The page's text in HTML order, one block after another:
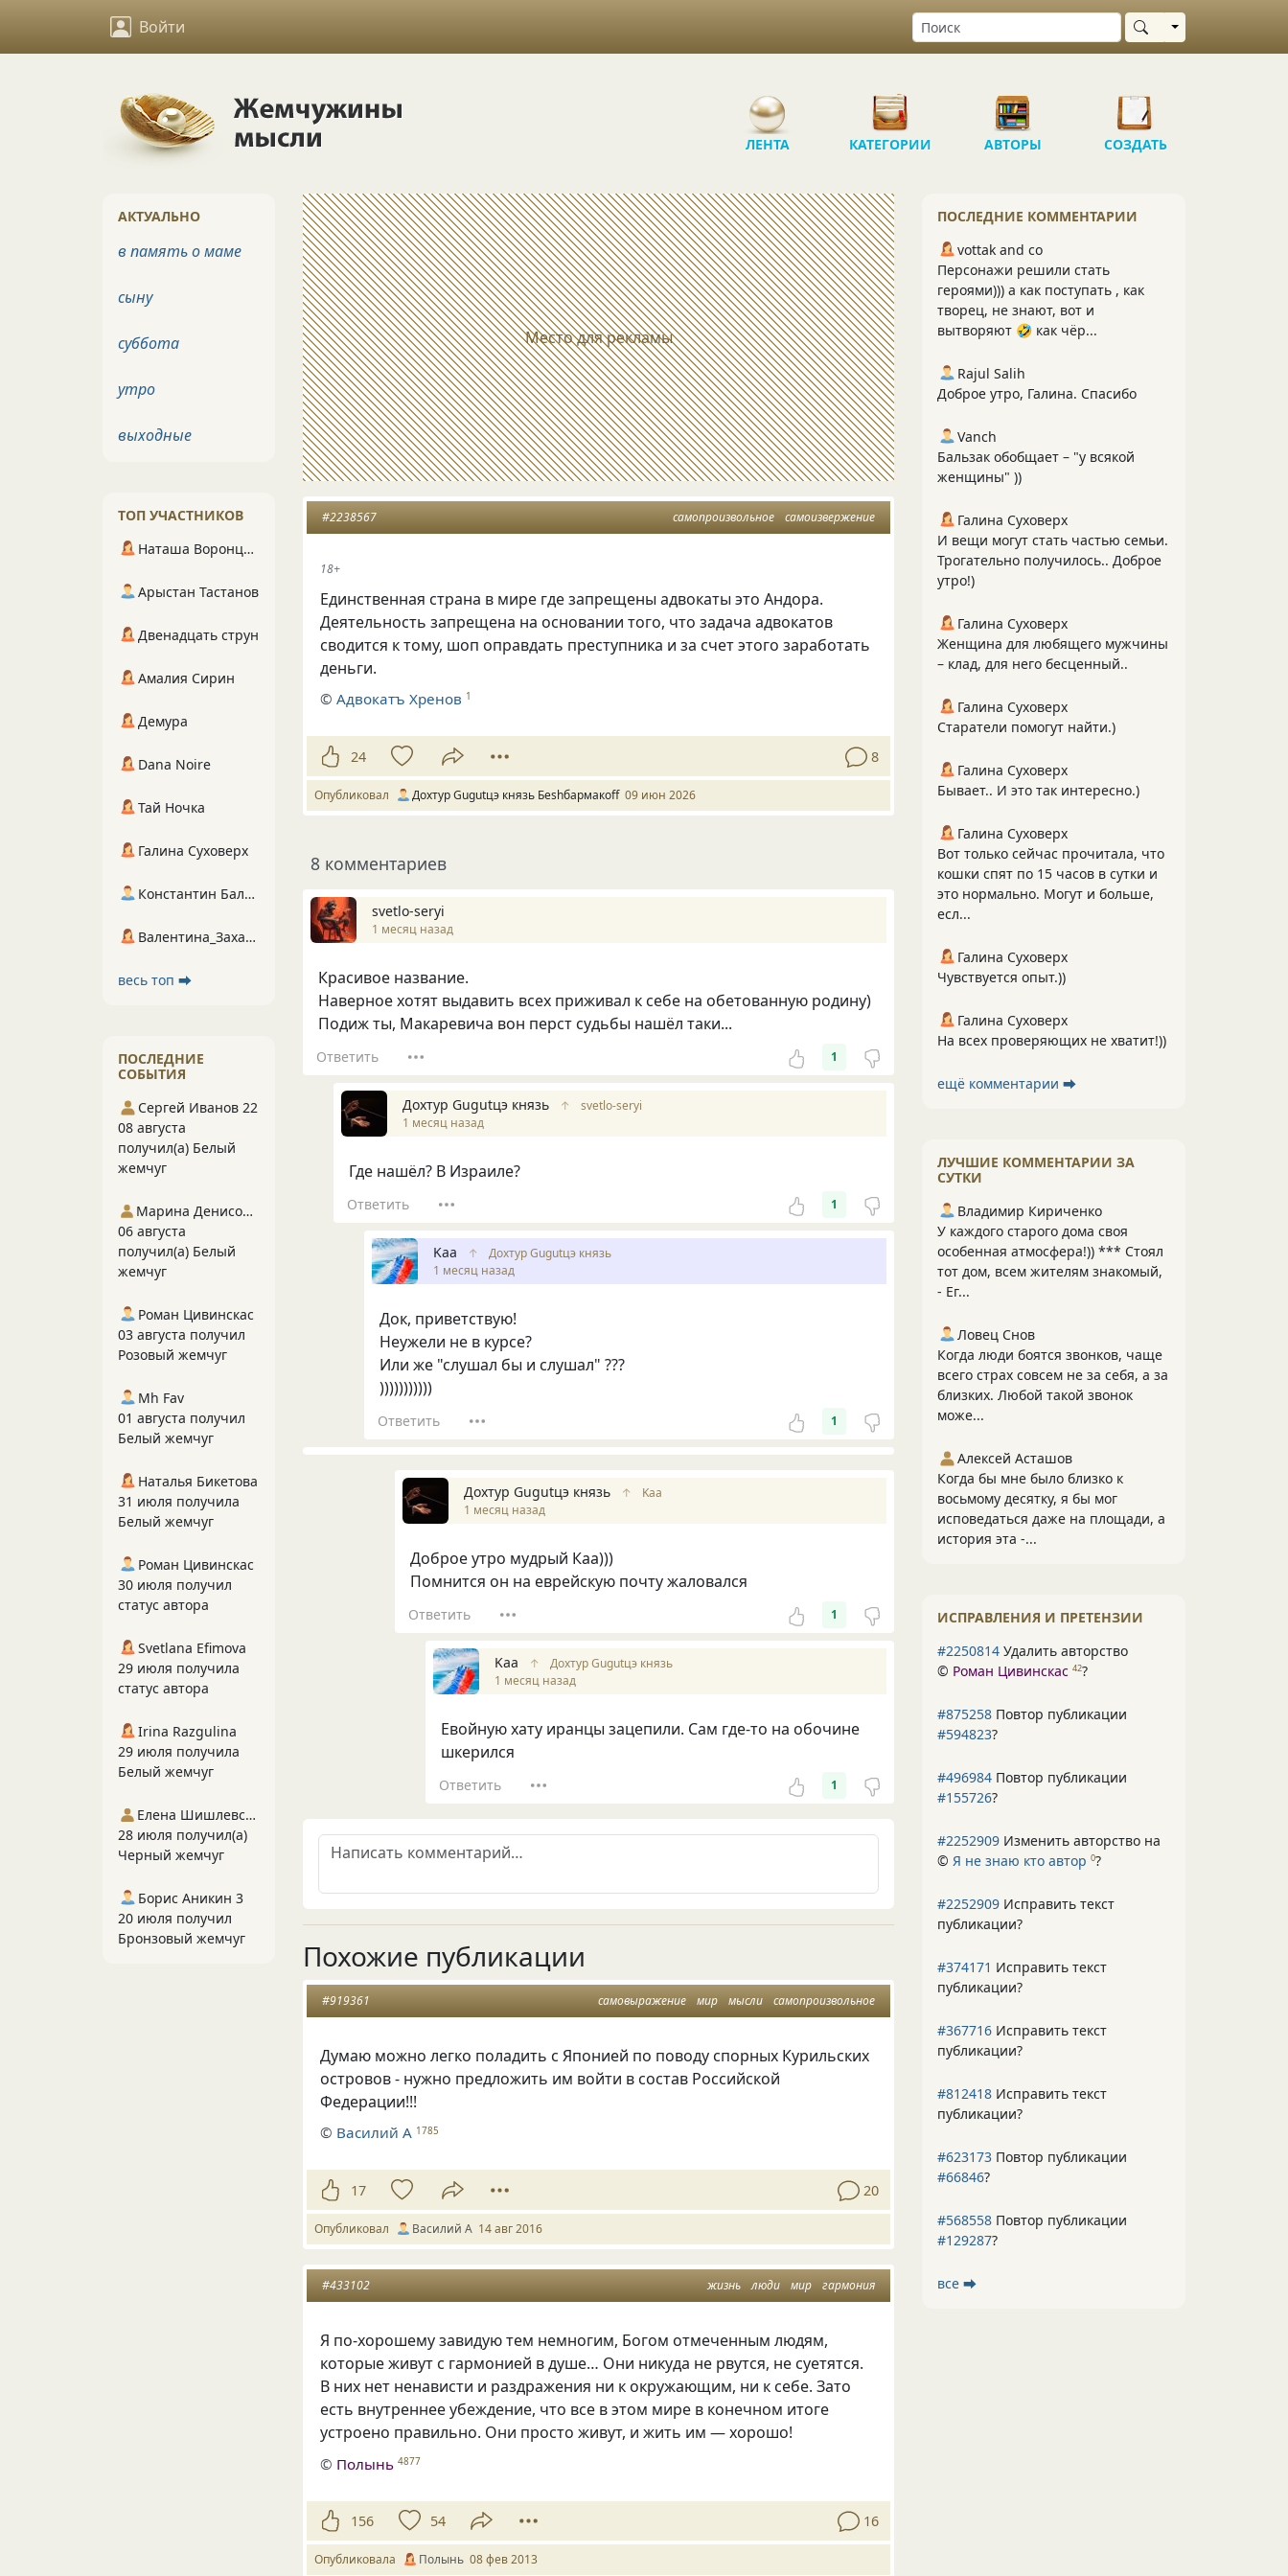
Войти Выбрать область
ЛЕНТА КАТЕГОРИИ АВТОРЫ СОЗДАТЬ
Место для рекламы
самопроизвольное самоизвержение
#2238567
18+
Единственная страна в мире где запрещены адвокаты это Андора.
Деятельность запрещена на основании того, что задача адвокатов
сводится к тому, шоп оправдать преступника и за счет этого заработать
деньги.
©Адвокатъ Хренов 1
24 8
Опубликовал Дохтур Gugutцэ князь Беshбармакоff 09 июн 2026
8 комментариев
svetlo-seryi
1 месяц назад
Красивое название.
Наверное хотят выдавить всех приживал к себе на обетованную родину)
Подиж ты, Макаревича вон перст судьбы нашёл таки...
Ответить 1
Дохтур Gugutцэ князь ↑
svetlo-seryi
1 месяц назад
Где нашёл? В Израиле?
Ответить 1
Kaa ↑
Дохтур Gugutцэ князь
1 месяц назад
Док, приветствую!
Неужели не в курсе?
Или же "слушал бы и слушал" ???
)))))))))))
Ответить 1
Дохтур Gugutцэ князь ↑
Kaa
1 месяц назад
Доброе утро мудрый Каа)))
Помнится он на еврейскую почту жаловался
Ответить 1
Kaa ↑
Дохтур Gugutцэ князь
1 месяц назад
Евойную хату иранцы зацепили. Сам где-то на обочине
шкерился
Ответить 1
Похожие публикации
самовыражение мир мысли самопроизвольное
#919361
Думаю можно легко поладить с Японией по поводу спорных Курильских
островов - нужно предложить им войти в состав Российской
Федерации!!!
© Василий А 1785
17 20
Опубликовал Василий А 14 авг 2016
жизнь люди мир гармония
#433102
Я по-хорошему завидую тем немногим, Богом отмеченным людям,
которые живут с гармонией в душе… Они никуда не рвутся, не суетятся.
В них нет ненависти и раздражения ни к окружающим, ни к себе. Зато
есть внутреннее убеждение, что все в этом мире в конечном итоге
устроено правильно. Они просто живут, и жить им — хорошо!
© Полынь 4877
156 54 16
Опубликовала Полынь 08 фев 2013
ПОСЛЕДНИЕ КОММЕНТАРИИ
vottak and co
Персонажи решили стать
героями))) а как поступать , как
творец, не знают, вот и
вытворяют 🤣 как чёр...
Rajul Salih
Доброе утро, Галина. Спасибо
Vanch
Бальзак обобщает – "у всякой
женщины" ))
Галина Суховерх
И вещи могут стать частью семьи.
Трогательно получилось.. Доброе
утро!)
Галина Суховерх
Женщина для любящего мужчины
– клад, для него бесценный..
Галина Суховерх
Старатели помогут найти.)
Галина Суховерх
Бывает.. И это так интересно.)
Галина Суховерх
Вот только сейчас прочитала, что
кошки спят по 15 часов в сутки и
это нормально. Могут и больше,
есл...
Галина Суховерх
Чувствуется опыт.))
Галина Суховерх
На всех проверяющих не хватит!))
ещё комментарии ⮕
ЛУЧШИЕ КОММЕНТАРИИ ЗА
СУТКИ
Владимир Кириченко
У каждого старого дома своя
особенная атмосфера!)) *** Стоял
тот дом, всем жителям знакомый,
- Ег...
Ловец Снов
Когда люди боятся звонков, чаще
всего страх совсем не за себя, а за
близких. Любой такой звонок
може...
Алексей Асташов
Когда бы мне было близко к
восьмому десятку, я бы мог
исповедаться даже на площади, а
история эта -...
ИСПРАВЛЕНИЯ И ПРЕТЕНЗИИ
#2250814 Удалить авторство
© Роман Цивинскас 42?
#875258 Повтор публикации
#594823?
#496984 Повтор публикации
#155726?
#2252909 Изменить авторство на
© Я не знаю кто автор 0?
#2252909 Исправить текст
публикации?
#374171 Исправить текст
публикации?
#367716 Исправить текст
публикации?
#812418 Исправить текст
публикации?
#623173 Повтор публикации
#66846?
#568558 Повтор публикации
#129287?
все ⮕
АКТУАЛЬНО
в память о маме
сыну
суббота
утро
выходные
ТОП УЧАСТНИКОВ
Наташа Воронцова
Арыстан Тастанов
Двенадцать струн
Амалия Сирин
Демура
Dana Noire
Тай Ночка
Галина Суховерх
Константин Балухта
Валентина_Захарова
весь топ ⮕
ПОСЛЕДНИЕ
СОБЫТИЯ
Сергей Иванов 22
08 августа
получил(а) Белый
жемчуг
Марина Денисова 5
06 августа
получил(а) Белый
жемчуг
Роман Цивинскас
03 августа получил
Розовый жемчуг
Mh Fav
01 августа получил
Белый жемчуг
Наталья Бикетова
31 июля получила
Белый жемчуг
Роман Цивинскас
30 июля получил
статус автора
Svetlana Efimova
29 июля получила
статус автора
Irina Razgulina
29 июля получила
Белый жемчуг
Елена Шишлевская
28 июля получил(а)
Черный жемчуг
Борис Аникин 3
20 июля получил
Бронзовый жемчуг